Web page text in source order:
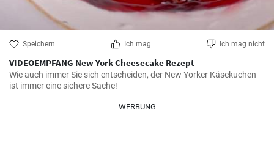
Speichern Ich mag Ich mag nicht
VIDEOEMPFANG New York Cheesecake Rezept
Wie auch immer Sie sich entscheiden, der New Yorker Käsekuchen
ist immer eine sichere Sache!
WERBUNG